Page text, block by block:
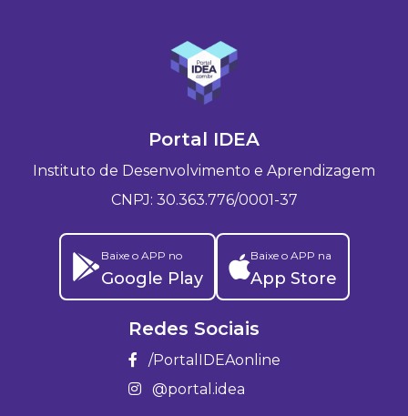
Portal IDEA
Instituto de Desenvolvimento e Aprendizagem
CNPJ: 30.363.776/0001-37
Baixe o APP no
Google Play
Baixe o APP na
App Store
Redes Sociais
/PortalIDEAonline
@portal.idea